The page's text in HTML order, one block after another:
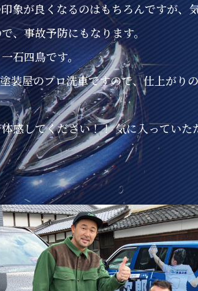
象が良くなるのはもちろんですが、
、事故予防にもなります。
石四鳥です。
装屋のプロ洗車ですので、仕上がりの
感してください！！ 気に入ってい